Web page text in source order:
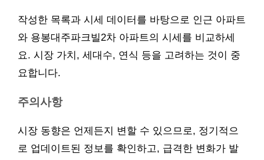
작성한 목록과 시세 데이터를 바탕으로 인근 아파트
와 용봉대주파크빌2차 아파트의 시세를 비교하세
요. 시장 가치, 세대수, 연식 등을 고려하는 것이 중
요합니다.
주의사항
시장 동향은 언제든지 변할 수 있으므로, 정기적으
로 업데이트된 정보를 확인하고, 급격한 변화가 발